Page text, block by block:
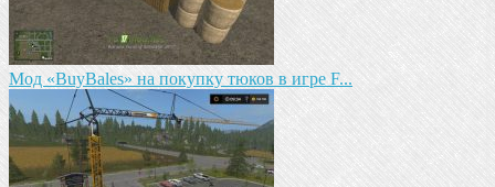
Мод «BuyBales» на покупку тюков в игре F...